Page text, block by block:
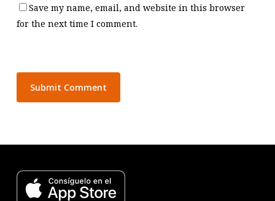
Save my name, email, and website in this browser
for the next time I comment.